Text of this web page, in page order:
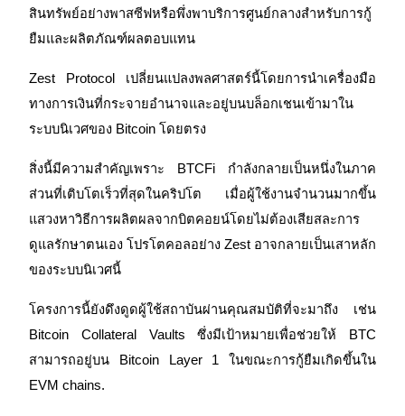
สินทรัพย์อย่างพาสซีฟหรือพึ่งพาบริการศูนย์กลางสำหรับการกู้
ยืมและผลิตภัณฑ์ผลตอบแทน
Zest Protocol เปลี่ยนแปลงพลศาสตร์นี้โดยการนำเครื่องมือ
ทางการเงินที่กระจายอำนาจและอยู่บนบล็อกเชนเข้ามาใน
ระบบนิเวศของ Bitcoin โดยตรง
สิ่งนี้มีความสำคัญเพราะ BTCFi กำลังกลายเป็นหนึ่งในภาค
ส่วนที่เติบโตเร็วที่สุดในคริปโต เมื่อผู้ใช้งานจำนวนมากขึ้น
แสวงหาวิธีการผลิตผลจากบิตคอยน์โดยไม่ต้องเสียสละการ
ดูแลรักษาตนเอง โปรโตคอลอย่าง Zest อาจกลายเป็นเสาหลัก
ของระบบนิเวศนี้
โครงการนี้ยังดึงดูดผู้ใช้สถาบันผ่านคุณสมบัติที่จะมาถึง เช่น
Bitcoin Collateral Vaults ซึ่งมีเป้าหมายเพื่อช่วยให้ BTC
สามารถอยู่บน Bitcoin Layer 1 ในขณะการกู้ยืมเกิดขึ้นใน
EVM chains.